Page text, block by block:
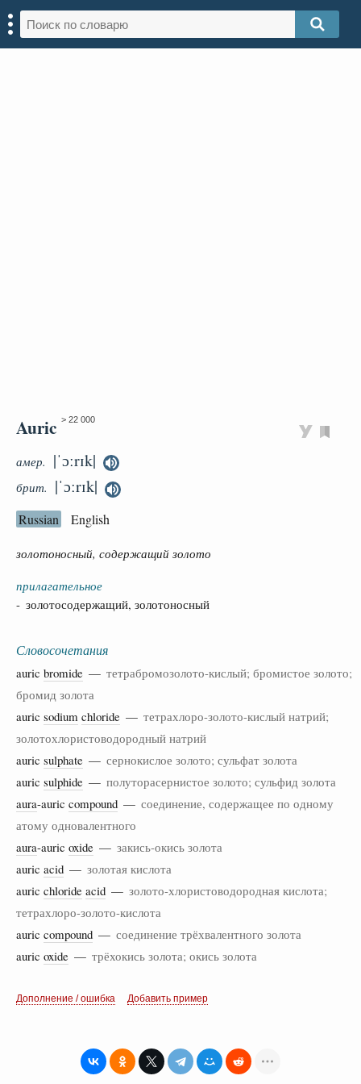
Auric > 22 000
амер. |ˈɔːrɪk|
брит. |ˈɔːrɪk|
Russian English
золотоносный, содержащий золото
прилагательное
- золотосодержащий, золотоносный
Словосочетания
auric bromide — тетрабромозолото-кислый; бромистое золото;
бромид золота
auric sodium chloride — тетрахлоро-золото-кислый натрий;
золотохлористоводородный натрий
auric sulphate — сернокислое золото; сульфат золота
auric sulphide — полуторасернистое золото; сульфид золота
aura-auric compound — соединение, содержащее по одному
атому одновалентного
aura-auric oxide — закись-окись золота
auric acid — золотая кислота
auric chloride acid — золото-хлористоводородная кислота;
тетрахлоро-золото-кислота
auric compound — соединение трёхвалентного золота
auric oxide — трёхокись золота; окись золота
Дополнение / ошибка Добавить пример